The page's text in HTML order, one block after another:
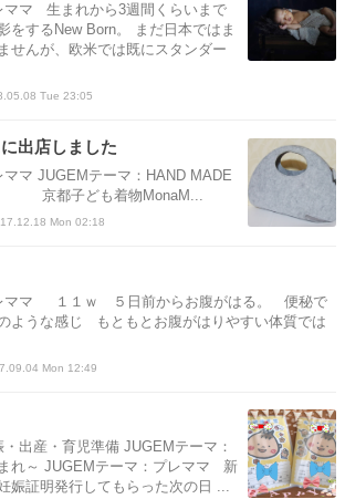
ママ 生まれから3週間くらいまで
をするNew Born。 まだ日本ではま
せんが、欧米では既にスタンダー
Tue 23:05
出店しました
マ JUGEMテーマ：HAND MADE
都子ども着物MonaM...
Mon 02:18
ママ １１ｗ ５日前からお腹がはる。 便秘で
ような感じ もともとお腹がはりやすい体質では
Mon 12:49
出産・育児準備 JUGEMテーマ：
れ～ JUGEMテーマ：プレママ 新
娠証明発行してもらった次の日 ...